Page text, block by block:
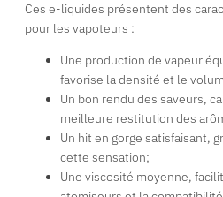
Ces e-liquides présentent des
pour les vapoteurs :
Une production de vapeur
favorise la densité et le
Un bon rendu des saveurs,
meilleure restitution des
Un hit en gorge satisfaisant,
cette sensation;
Une viscosité moyenne,